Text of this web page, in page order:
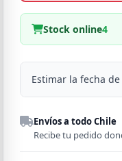
Stock online4
Estimar la fecha
Despacho a
Región
Envíos a todo Chile
Recibe tu pedido